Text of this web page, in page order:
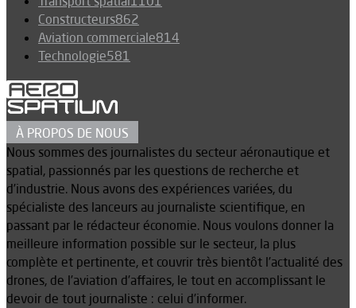
Constructeurs862
Aviation commerciale814
Technologie581
À PROPOS DE NOUS
Nous sommes des journalistes du secteur aéronautique et
spatial, passionnés par les questions de recherche et
d’industrie. Nous avons des expériences variées, du
spécialiste des lanceurs au journaliste scientifique, en
passant par le rédacteur économie. Nous voulons donner la
meilleure information possible sur le secteur, la plus
complète et pertinente, et couvrir très bientôt l’actualité des
drones, de l’aviation d’affaires, le tout en accomplissant le
devoir de tout journaliste : celui d’informer.